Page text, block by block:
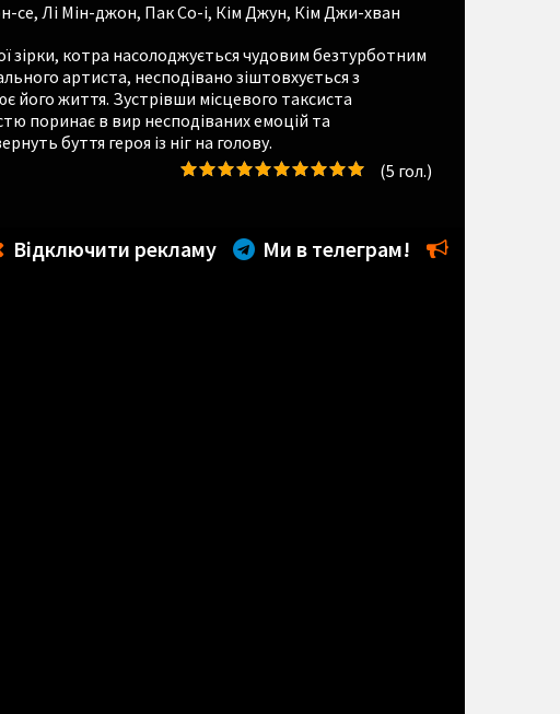
се, Лі Мін-джон, Пак Со-і, Кім Джун, Кім Джи-хван
зірки, котра насолоджується чудовим безтурботним
артиста, несподівано зіштовхується з
його життя. Зустрівши місцевого таксиста
поринає в вир несподіваних емоцій та
буття героя із ніг на голову.
(5 гол.)
Відключити рекламу Ми в телеграм!